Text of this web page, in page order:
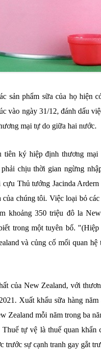
sản phẩm sữa của họ hiện
vào ngày 31/12, đánh dấu
mại tự do giữa hai nước.
tiên ký hiệp định thương
chịu thời gian ngừng
Thủ tướng Jacinda
chúng tôi. Việc loại bỏ
khoảng 350 triệu đô la
trong một tuyên bố.
và củng cố mối quan
của New Zealand, với
Xuất khẩu sữa hàng
Zealand mỗi năm trong ba
tự vệ là thuế quan khẩn
trước sự cạnh tranh gay gắt